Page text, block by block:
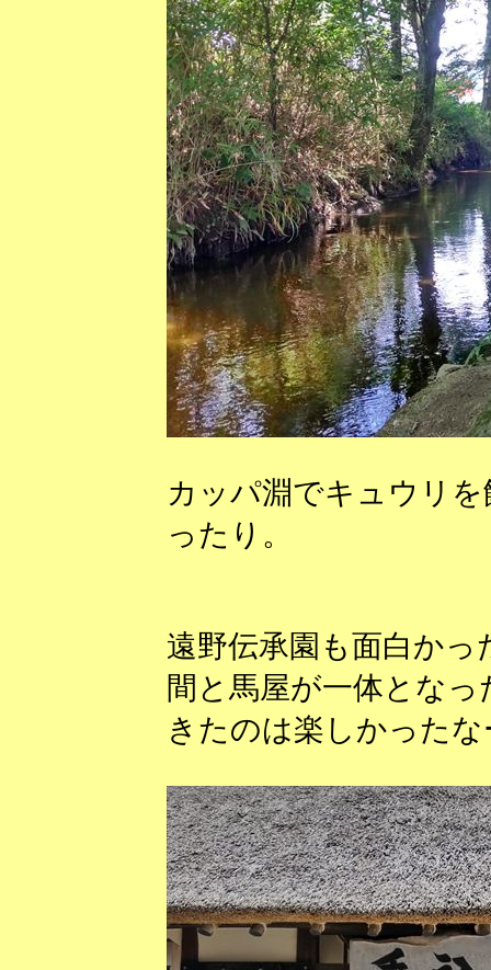
カッパ淵でキュウリ
ったり。
遠野伝承園も面白かっ
間と馬屋が一体とな
きたのは楽しかったな